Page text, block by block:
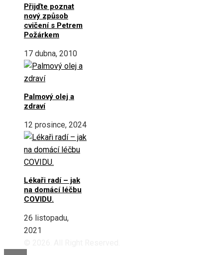
Přijďte poznat
nový způsob
cvičení s Petrem
Požárkem
17 dubna, 2010
Palmový olej a
zdraví
12 prosince, 2024
Lékaři radí – jak
na domácí léčbu
COVIDU.
26 listopadu,
2021